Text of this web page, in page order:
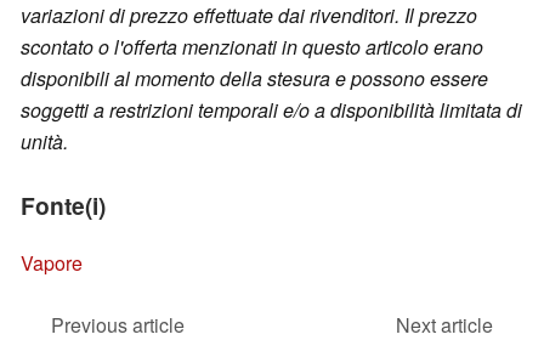
variazioni di prezzo effettuate dai rivenditori. Il prezzo
scontato o l'offerta menzionati in questo articolo erano
disponibili al momento della stesura e possono essere
soggetti a restrizioni temporali e/o a disponibilità limitata di
unità.
Fonte(i)
Vapore
Previous article
Next article